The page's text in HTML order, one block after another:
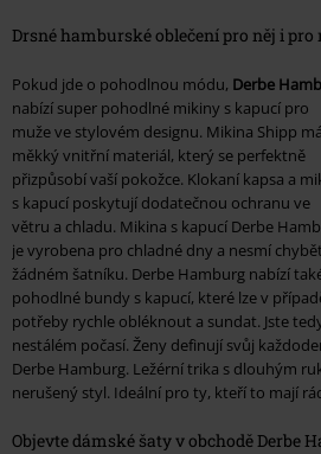
Drsné hamburské oblečení pro něj i pro
Pokud jde o pohodlnou módu, Derbe
nabízí super pohodlné mikiny s kapucí pro
muže ve stylovém designu. Mikina Shipp má
měkký vnitřní materiál, který se perfektně
přizpůsobí vaší pokožce. Klokaní kapsa a
s kapucí poskytují dodatečnou ochranu ve
větru a chladu. Mikina s kapucí Derbe
je vyrobena pro chladné dny a nesmí
žádném šatníku. Derbe Hamburg nabízí
pohodlné bundy s kapucí, které lze v
potřeby rychle obléknout a sundat. Jste
nestálém počasí. Ženy definují svůj
Derbe Hamburg. Ležérní trika s dlouhým
nerušený styl. Ideální pro ty, kteří to mají
Objevte dámské šaty v obchodě Derbe